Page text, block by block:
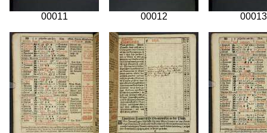
00011 00012 00013